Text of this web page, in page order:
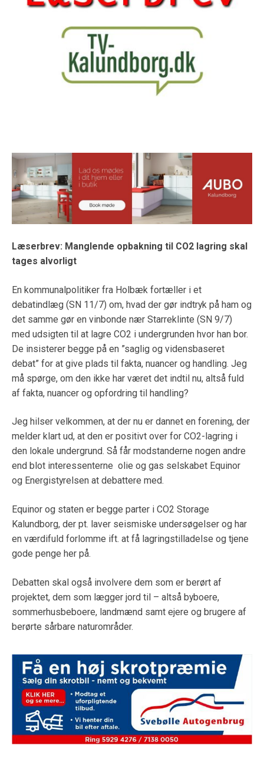
Læserbrev: Manglende opbakning til CO2 lagring skal
tages alvorligt
En kommunalpolitiker fra Holbæk fortæller i et
debatindlæg (SN 11/7) om, hvad der gør indtryk på ham og
det samme gør en vinbonde nær Starreklinte (SN 9/7)
med udsigten til at lagre CO2 i undergrunden hvor han bor.
De insisterer begge på en ”saglig og vidensbaseret
debat” for at give plads til fakta, nuancer og handling. Jeg
må spørge, om den ikke har været det indtil nu, altså fuld
af fakta, nuancer og opfordring til handling?
Jeg hilser velkommen, at der nu er dannet en forening, der
melder klart ud, at den er positivt over for CO2-lagring i
den lokale undergrund. Så får modstanderne nogen andre
end blot interessenterne olie og gas selskabet Equinor
og Energistyrelsen at debattere med.
Equinor og staten er begge parter i CO2 Storage
Kalundborg, der pt. laver seismiske undersøgelser og har
en værdifuld forlomme ift. at få lagringstilladelse og tjene
gode penge her på.
Debatten skal også involvere dem som er berørt af
projektet, dem som lægger jord til – altså byboere,
sommerhusbeboere, landmænd samt ejere og brugere af
berørte sårbare naturområder.